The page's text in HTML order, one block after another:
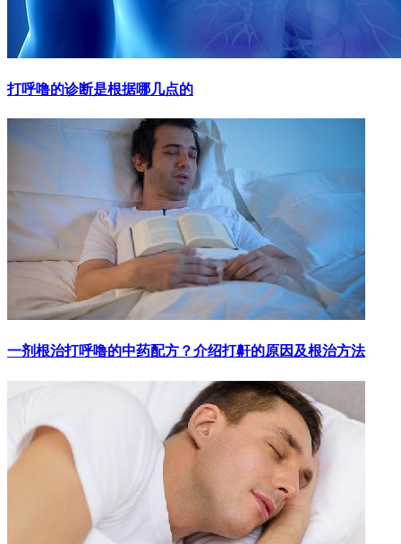
打呼噜的诊断是根据哪几点的
一剂根治打呼噜的中药配方？介绍打鼾的原因及根治方法